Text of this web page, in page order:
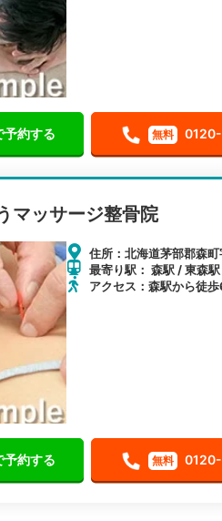
予約する 無料
マッサージ整骨院
住所：北海道茅部郡森
最寄り駅： 森駅 / 東森
アクセス：森駅から徒
予約する 無料